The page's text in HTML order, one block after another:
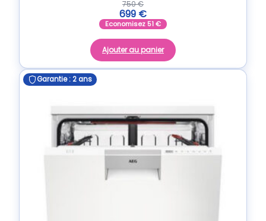
750€
699 €
Economisez 51€
Ajouter au panier
Garantie : 2 ans